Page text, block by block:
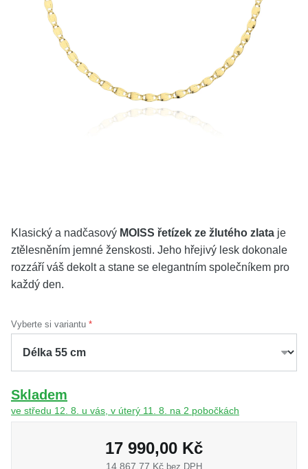
SADY
KOLEKCE
Klasický a nadčasový MOISS řetízek ze žlutého zlata je
ztělesněním jemné ženskosti. Jeho hřejivý lesk dokonale
rozzáří váš dekolt a stane se elegantním společníkem pro
každý den.
Vyberte si variantu
Skladem
ve středu 12. 8. u vás, v úterý 11. 8. na 2 pobočkách
17 990,00 Kč
14 867,77 Kč bez DPH